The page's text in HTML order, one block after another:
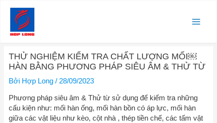
dung
Menu
THỬ NGHIỆM KIỂM TRA CHẤT LƯỢNG MỐI￼
HÀN BẰNG PHƯƠNG PHÁP SIÊU ÂM & THỬ TỪ
Bởi Hợp Long / 28/09/2023
Phương pháp siêu âm & Thử từ sử dụng để kiểm tra những
cấu kiện như: mối hàn ống, mối hàn bồn có áp lực, mối hàn
giữa các vật liệu như kèo, cột nhà , thép tiền chế, các tấm vật
hướng
bài
viết